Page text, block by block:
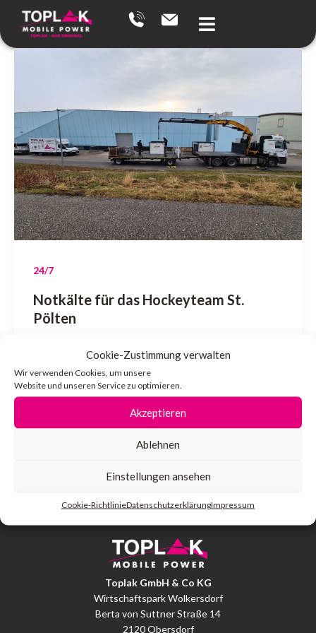
Cookie-Zustimmung verwalten
Wir verwenden Cookies, um unsere
Website und unseren Service zu optimieren.
Akzeptieren
Ablehnen
Einstellungen ansehen
Cookie-RichtlinieDatenschutzerklärungImpressum
Zum
Inhalt
springen
24/7
Notkälte für das Hockeyteam St.
Pölten
17. Mai 2024
Eishalle in St. Pölten und dessen Hockeyteam
2x 300kW redundante Mietkälte. Die 2
Kaltwassersätze werden dort während des
Toplak GmbH & Co KG
Wirtschaftspark Wolkersdorf
Berta von Suttner Straße 14
2120 Obersdorf